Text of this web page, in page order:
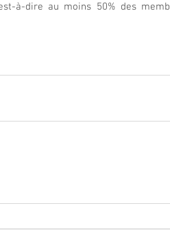
à-dire au moins 50% des